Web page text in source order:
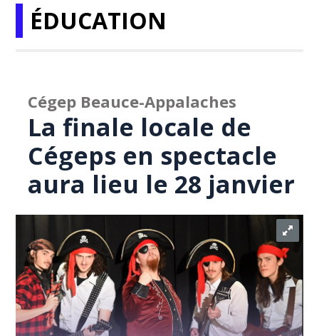
ÉDUCATION
Cégep Beauce-Appalaches
La finale locale de
Cégeps en spectacle
aura lieu le 28 janvier